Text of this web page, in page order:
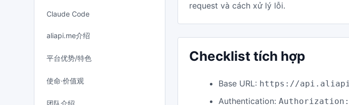
Claude Code
aliapi.me介绍
平台优势/特色
使命·价值观
团队介绍
request và cách xử lý lỗi.
Checklist tích hợp
Base URL: https://
Authentication:Authorization: